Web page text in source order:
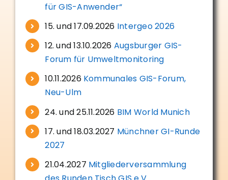
für GIS-Anwender“
15. und 17.09.2026 Intergeo 2026
12. und 13.10.2026 Augsburger GIS-
Forum für Umweltmonitoring
10.11.2026 Kommunales GIS-Forum,
Neu-Ulm
24. und 25.11.2026 BIM World Munich
17. und 18.03.2027 Münchner GI-Runde
2027
21.04.2027 Mitgliederversammlung